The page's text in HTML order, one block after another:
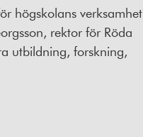
högskolans verksamhet
rektor för Röda
utbildning, forskning,